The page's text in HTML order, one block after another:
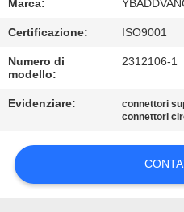
QUALITÀ
CONTATTICI
UNA
CITAZIONE
Marca:
Certificazione: ISO9001
Numero di
modello:
2312106-1
Evidenziare: connettori
connettori